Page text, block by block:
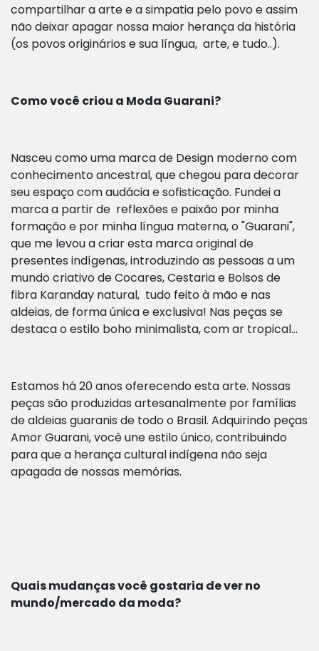
compartilhar a arte e a simpatia pelo povo e assim
não deixar apagar nossa maior herança da história
(os povos originários e sua língua, arte, e tudo..).
Como você criou a Moda Guarani?
Nasceu como uma marca de Design moderno com
conhecimento ancestral, que chegou para decorar
seu espaço com audácia e sofisticação. Fundei a
marca a partir de reflexões e paixão por minha
formação e por minha língua materna, o "Guarani",
que me levou a criar esta marca original de
presentes indígenas, introduzindo as pessoas a um
mundo criativo de Cocares, Cestaria e Bolsos de
fibra Karanday natural, tudo feito à mão e nas
aldeias, de forma única e exclusiva! Nas peças se
destaca o estilo boho minimalista, com ar tropical...
Estamos há 20 anos oferecendo esta arte. Nossas
peças são produzidas artesanalmente por famílias
de aldeias guaranis de todo o Brasil. Adquirindo peças
Amor Guarani, você une estilo único, contribuindo
para que a herança cultural indígena não seja
apagada de nossas memórias.
Quais mudanças você gostaria de ver no
mundo/mercado da moda?